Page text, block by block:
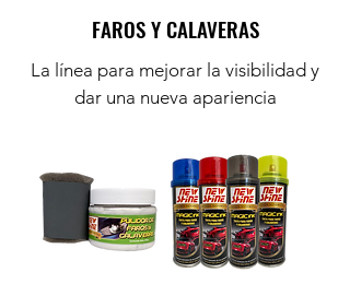
FAROS Y CALAVERAS
La línea para mejorar la visibilidad y
dar una nueva apariencia